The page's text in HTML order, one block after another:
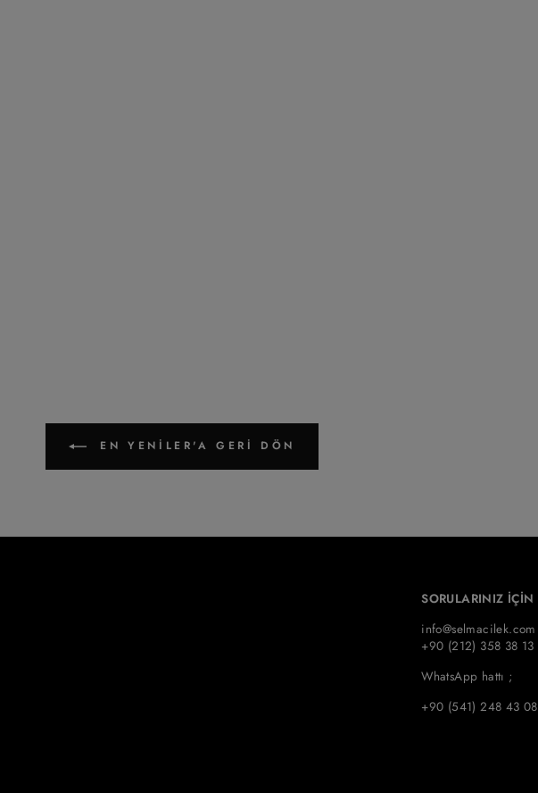
EN YENİLER'A GERI DÖN
SORULARINIZ İÇİN
info@selmacilek.com
+90 (212) 358 38 13
WhatsApp hattı ;
+90 (541) 248 43 08